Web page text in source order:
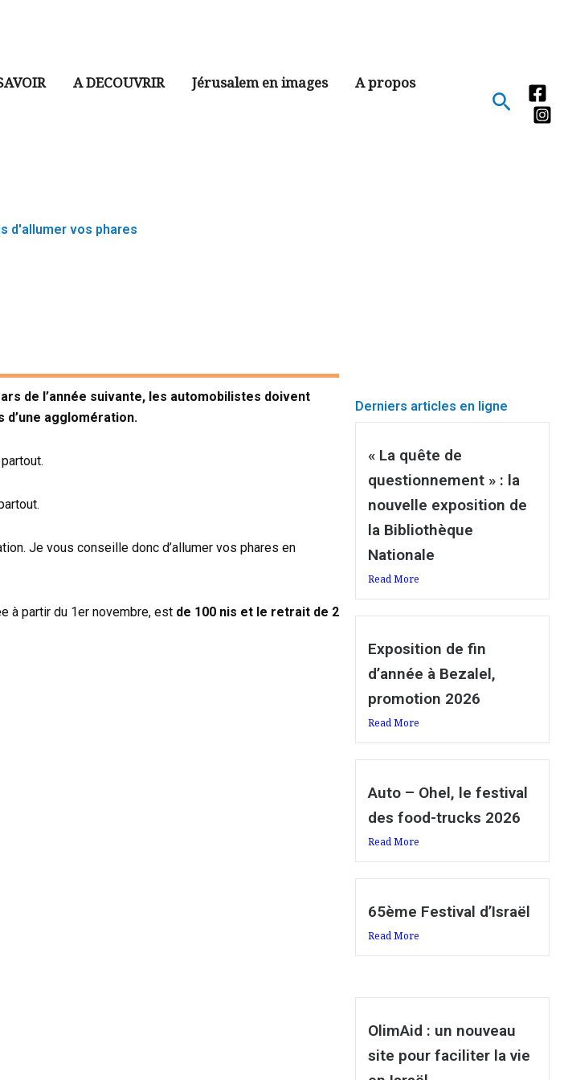
A DECOUVRIR Jérusalem en images A propos
d'allumer vos phares
de l’année suivante, les automobilistes doivent
d’une agglomération.
Je vous conseille donc d’allumer vos phares en
à partir du 1er novembre, est de 100 nis et le retrait de 2
Derniers articles en ligne
« La quête de
questionnement » : la
nouvelle exposition de
la Bibliothèque
Nationale
Read More
Exposition de fin
d’année à Bezalel,
promotion 2026
Read More
Auto – Ohel, le festival
des food-trucks 2026
Read More
65ème Festival d’Israël
Read More
OlimAid : un nouveau
site pour faciliter la vie